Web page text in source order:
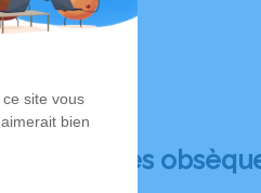
Déroulé des